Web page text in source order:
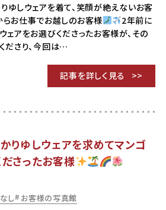
ゆしウェアを着て、笑顔が絶えないお客
お仕事でお越しのお客様
2年前に
ェアをお選びくださったお客様が、その
ださり、今回は…
記事を詳しく見る
りゆしウェアを求めてマンゴ
さったお客様
し お客様の写真館